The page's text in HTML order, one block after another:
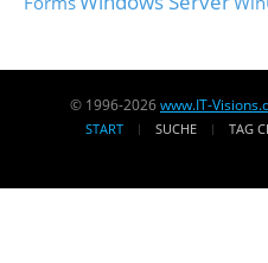
© 1996-2026www.IT-
START SUCHE TAG